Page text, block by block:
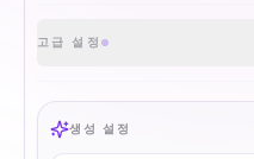
고급 설정
생성 설정